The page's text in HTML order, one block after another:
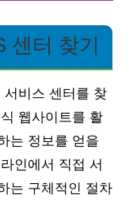
센터 찾기
서비스 센터를 찾
웹사이트를 활
는 정보를 얻을
인에서 직접 서
는 구체적인 절차